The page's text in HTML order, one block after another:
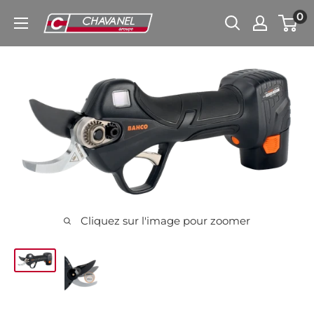
Chavanel.fr 0
Cliquez sur l'image pour zoomer